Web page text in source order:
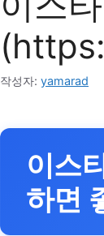
작성자: yamarad
이스
하면